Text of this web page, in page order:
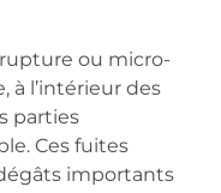
rupture ou micro-
à l’intérieur des
parties
Ces fuites
importants